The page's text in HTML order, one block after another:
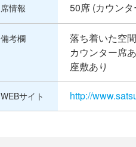
席情報 50席 (カウンタ
備考欄
落ち着いた空間
カウンター席
座敷あり
WEBサイト http://